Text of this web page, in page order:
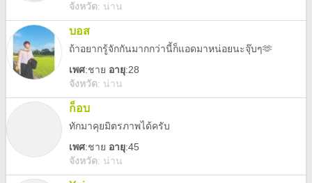
จังหวัด: น่าน
บอส
ถ้าอยากรู้จักกันมากกว่านี้ก็แอดมาหน่อยนะจุ๊บๆ🫶
เพศ:ชาย อายุ:28
จังหวัด: น่าน
ก็อบ
ทักมาคุยมิตรภาพได้ครับ
เพศ:ชาย อายุ:45
จังหวัด: น่าน